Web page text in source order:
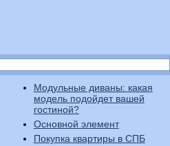
Модульные диваны: какая
модель подойдет вашей
гостиной?
Основной элемент
Покупка квартиры в СПБ